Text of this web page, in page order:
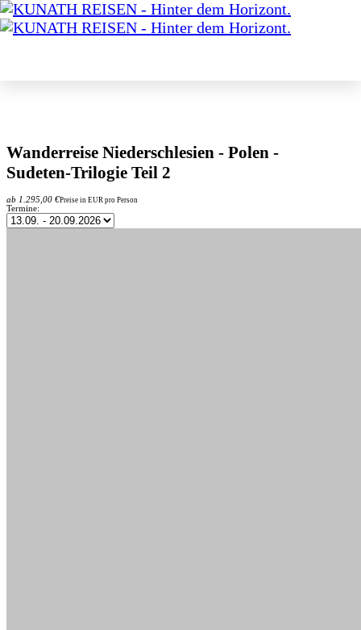
Wanderreise Niederschlesien - Polen -
Sudeten-Trilogie Teil 2
ab 1.295,00 €Preise in EUR pro Person
Termine: